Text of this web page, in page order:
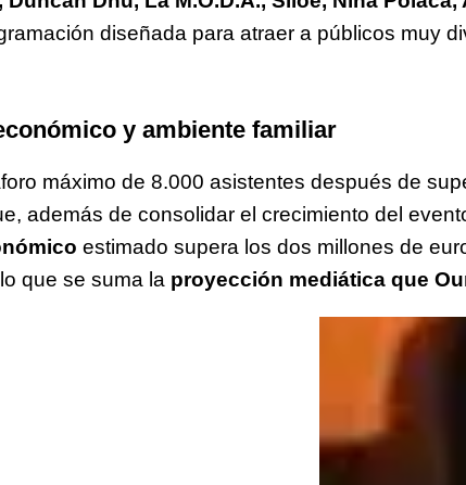
diseñada para atraer a públicos muy
y ambiente familiar
máximo de 8.000 asistentes después de
además de consolidar el crecimiento del
estimado supera los dos millones de
que se suma la proyección mediática que